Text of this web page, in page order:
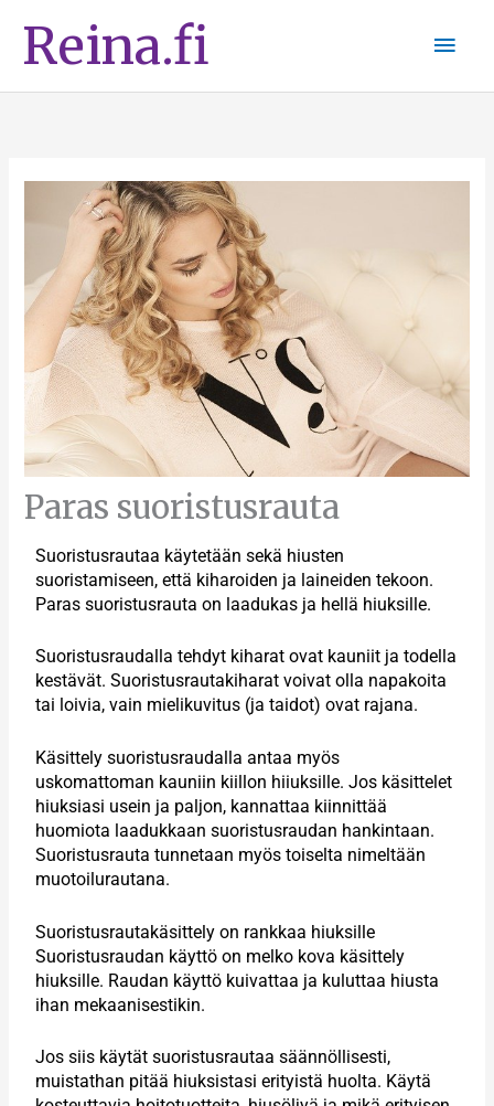
sisältöön
Reina.fi
Paras suoristusrauta
Suoristusrautaa käytetään sekä hiusten
suoristamiseen, että kiharoiden ja laineiden tekoon.
Paras suoristusrauta on laadukas ja hellä hiuksille.
Suoristusraudalla tehdyt kiharat ovat kauniit ja todella
kestävät. Suoristusrautakiharat voivat olla napakoita
tai loivia, vain mielikuvitus (ja taidot) ovat rajana.
Käsittely suoristusraudalla antaa myös
uskomattoman kauniin kiillon hiiuksille. Jos käsittelet
hiuksiasi usein ja paljon, kannattaa kiinnittää
huomiota laadukkaan suoristusraudan hankintaan.
Suoristusrauta tunnetaan myös toiselta nimeltään
muotoilurautana.
Suoristusrautakäsittely on rankkaa hiuksille
Suoristusraudan käyttö on melko kova käsittely
hiuksille. Raudan käyttö kuivattaa ja kuluttaa hiusta
ihan mekaanisestikin.
Jos siis käytät suoristusrautaa säännöllisesti,
muistathan pitää hiuksistasi erityistä huolta. Käytä